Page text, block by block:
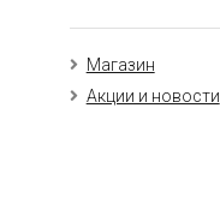
Магазин
Акции и новости